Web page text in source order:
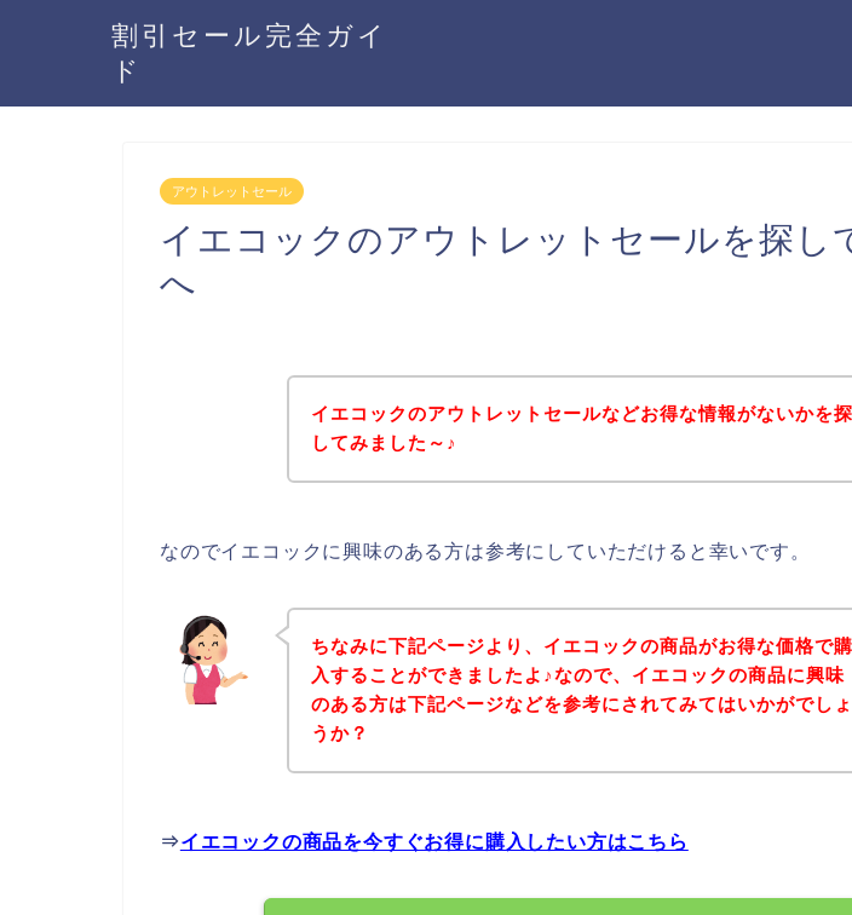
割引セール完全ガイ
ド
アウトレットセール
イエコックのアウトレットセールを探し
へ
イエコックのアウトレットセールなどお得な情報がないかを探
してみました～♪
なのでイエコックに興味のある方は参考にしていただけると幸いです。
ちなみに下記ページより、イエコックの商品がお得な価格で購
入することができましたよ♪なので、イエコックの商品に興味
のある方は下記ページなどを参考にされてみてはいかがでしょ
うか？
⇒イエコックの商品を今すぐお得に購入したい方はこちら